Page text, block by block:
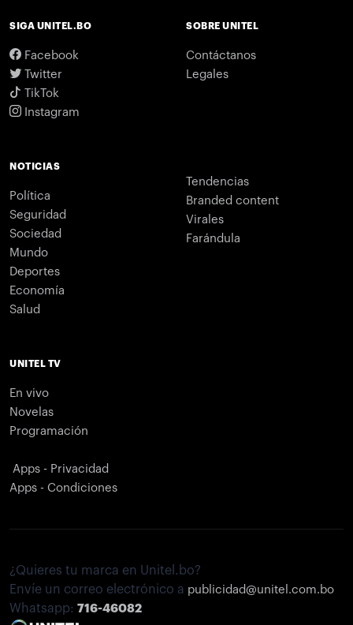
SIGA UNITEL.BO
Facebook
Twitter
TikTok
Instagram
SOBRE UNITEL
Contáctanos
Legales
NOTICIAS
Política
Seguridad
Sociedad
Mundo
Deportes
Economía
Salud
Tendencias
Branded content
Virales
Farándula
UNITEL TV
En vivo
Novelas
Programación
Apps - Privacidad
Apps - Condiciones
¿Quieres tu marca en Unitel.bo?
Envíe un correo electrónico a publicidad@unitel.com.bo
Whatsapp: 716-46082